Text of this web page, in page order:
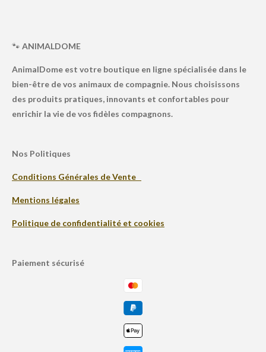
🐾 ANIMALDOME
AnimalDome est votre boutique en ligne spécialisée dans le
bien-être de vos animaux de compagnie. Nous choisissons
des produits pratiques, innovants et confortables pour
enrichir la vie de vos fidèles compagnons.
Nos Politiques
Conditions Générales de Vente
Mentions légales
Politique de confidentialité et cookies
Paiement sécurisé